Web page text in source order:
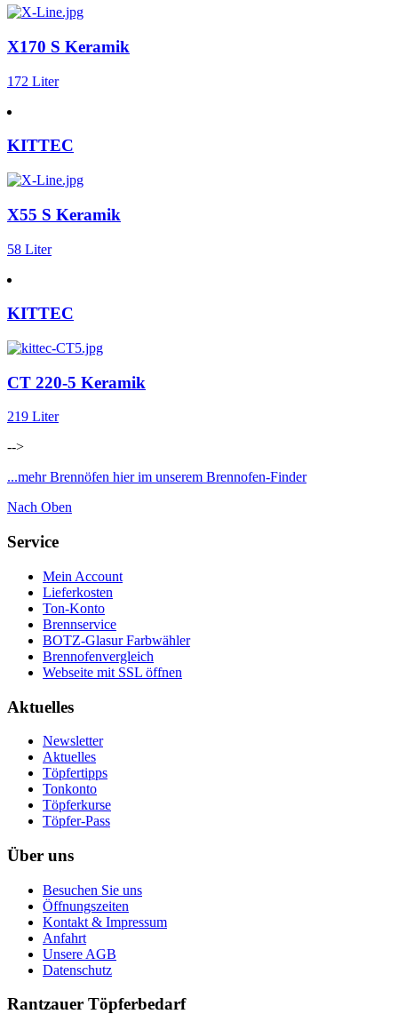
X170 S Keramik
172 Liter
KITTEC
X55 S Keramik
58 Liter
KITTEC
CT 220-5 Keramik
219 Liter
-->
...mehr Brennöfen hier im unserem Brennofen-Finder
Nach Oben
Service
Mein Account
Lieferkosten
Ton-Konto
Brennservice
BOTZ-Glasur Farbwähler
Brennofenvergleich
Webseite mit SSL öffnen
Aktuelles
Newsletter
Aktuelles
Töpfertipps
Tonkonto
Töpferkurse
Töpfer-Pass
Über uns
Besuchen Sie uns
Öffnungszeiten
Kontakt & Impressum
Anfahrt
Unsere AGB
Datenschutz
Rantzauer Töpferbedarf